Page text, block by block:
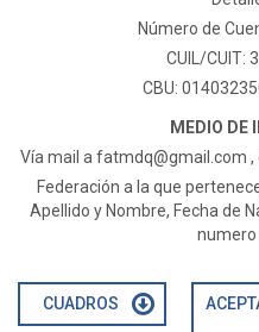
Número de
CUIL/CUIT:
CBU:
MEDIO DE
Vía mail a fatmdq@gmail.com ,
Federación a la que
Apellido y Nombre, Fecha de
numero
CUADROS